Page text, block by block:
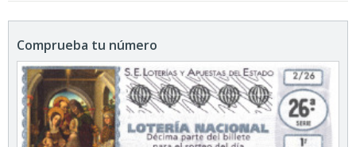
Comprueba tu número